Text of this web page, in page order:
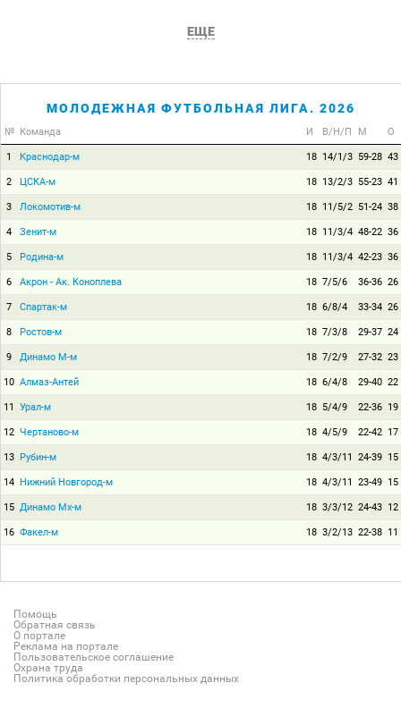
ЕЩЕ
МОЛОДЕЖНАЯ ФУТБОЛЬНАЯ ЛИГА. 2026
№ Команда И В/Н/П М О
1 Краснодар-м 18 14/1/3 59-28 43
2 ЦСКА-м 18 13/2/3 55-23 41
3 Локомотив-м 18 11/5/2 51-24 38
4 Зенит-м 18 11/3/4 48-22 36
5 Родина-м 18 11/3/4 42-23 36
6 Акрон - Ак. Коноплева 18 7/5/6 36-36 26
7 Спартак-м 18 6/8/4 33-34 26
8 Ростов-м 18 7/3/8 29-37 24
9 Динамо М-м 18 7/2/9 27-32 23
10 Алмаз-Антей 18 6/4/8 29-40 22
11 Урал-м 18 5/4/9 22-36 19
12 Чертаново-м 18 4/5/9 22-42 17
13 Рубин-м 18 4/3/11 24-39 15
14 Нижний Новгород-м 18 4/3/11 23-49 15
15 Динамо Мх-м 18 3/3/12 24-43 12
16 Факел-м 18 3/2/13 22-38 11
Помощь
Обратная связь
О портале
Реклама на портале
Пользовательское соглашение
Охрана труда
Политика обработки персональных данных